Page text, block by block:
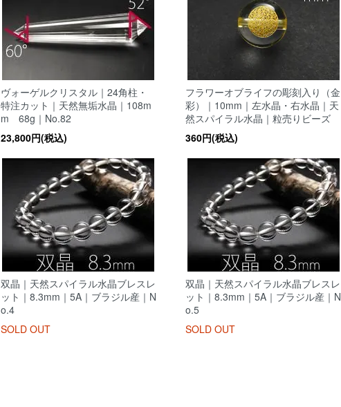
ヴォーゲルクリスタル｜24角柱・
特注カット｜天然無垢水晶｜108m
m 68g｜No.82
23,800円(税込)
フラワーオブライフの彫刻入り（金
彩）｜10mm｜左水晶・右水晶｜天
然スパイラル水晶｜粒売りビーズ
360円(税込)
双晶｜天然スパイラル水晶ブレスレ
ット｜8.3mm｜5A｜ブラジル産｜N
o.4
SOLD OUT
双晶｜天然スパイラル水晶ブレスレ
ット｜8.3mm｜5A｜ブラジル産｜N
o.5
SOLD OUT